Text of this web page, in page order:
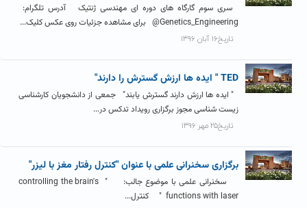
سری سوم گارگاه های دوره ای مهندسی ژنتیک آدرس تلگرام:
Genetics_Engineering@ برای مشاهده جزئیات روی عکس کلیک...
تاریخ۱۶ آبان ۱۳۹۶
TED " ایده ها ارزش گسترش را دارند"
" ایده­ ها ارزش دارند گسترش یابند" جمعی از دانشجویان کارشناسی
زیست شناسی مجوز برگزاری رویداد تدکس در...
تاریخ۲۵ مهر ۱۳۹۶
برگزاری سخنرانی علمی با عنوان "کنترل رفتار مغز با لیزر"
سخنرانی علمی با موضوع جالب: " controlling the brain's
functions with laser " کنترل...